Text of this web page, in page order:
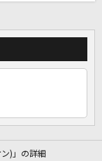
)」の詳細